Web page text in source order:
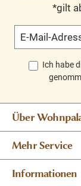
*gilt
E-Mail-
Ich habe
Über
Mehr Service
Informationen